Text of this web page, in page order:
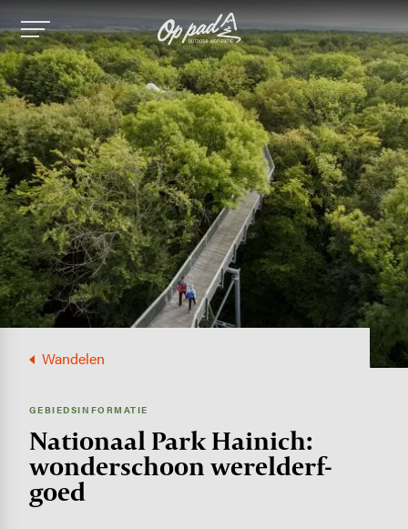
Image
Wandelen
GEBIEDSINFORMATIE
Nationaal Park Hainich:
wonder­schoon werel­derf­
goed